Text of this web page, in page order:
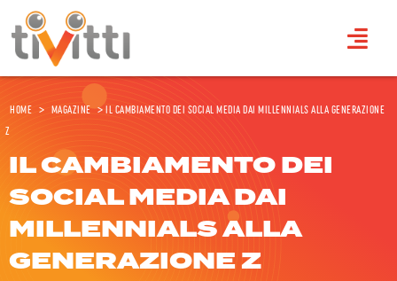
Home > Magazine >Il cambiamento dei social media dai Millennials alla Generazione
Z
IL CAMBIAMENTO DEI
SOCIAL MEDIA DAI
MILLENNIALS ALLA
GENERAZIONE Z